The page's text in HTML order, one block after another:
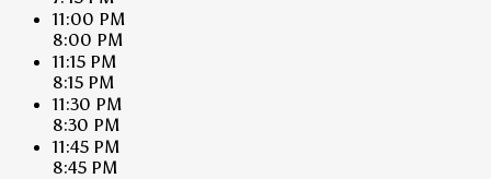
11:00 PM
8:00 PM
11:15 PM
8:15 PM
11:30 PM
8:30 PM
11:45 PM
8:45 PM